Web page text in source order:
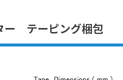
ー テーピング梱包